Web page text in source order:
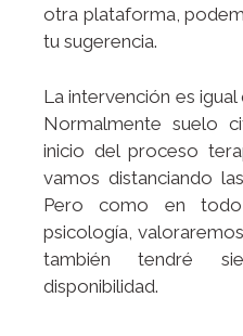
otra plataforma,
tu sugerencia.
La intervención es
Normalmente suelo
inicio del proceso
vamos distanciando
Pero como en
psicología,
también tendré
disponibilidad.